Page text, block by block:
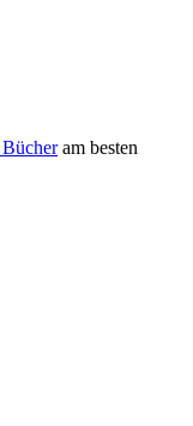
am besten